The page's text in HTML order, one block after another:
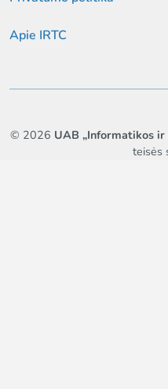
Apie IRTC
© 2026 UAB „Informatikos
teisės